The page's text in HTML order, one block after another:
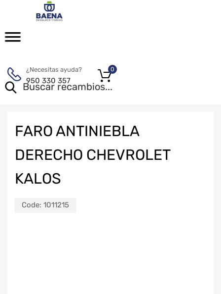
¿Necesitas ayuda?
950 330 357
0
FARO ANTINIEBLA
DERECHO CHEVROLET
KALOS
Code: 1011215